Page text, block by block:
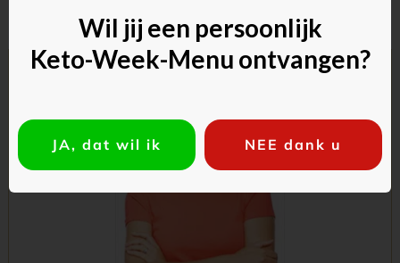
Wil jij een persoonlijk
Keto-Week-Menu ontvangen?
JA, dat wil ik NEE dank u